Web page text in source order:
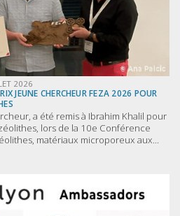
2026
JEUNE CHERCHEUR FEZA 2026 POUR
a été remis à Ibrahim Khalil pour
lors de la 10e Conférence
matériaux microporeux aux...